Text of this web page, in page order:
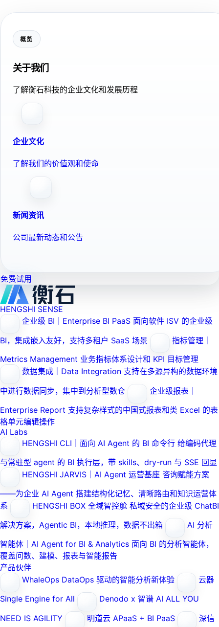
概览
关于我们
了解衡石科技的企业文化和发展历程
企业文化
了解我们的价值观和使命
新闻资讯
公司最新动态和公告
免费试用
HENGSHI SENSE
企业级 BI｜Enterprise BI PaaS 面向软件 ISV 的企业级
BI，集成嵌入友好，支持多租户 SaaS 场景
指标管理｜
Metrics Management 业务指标体系设计和 KPI 目标管理
数据集成｜Data Integration 支持在多源异构的数据环境
中进行数据同步，集中到分析型数仓
企业级报表｜
Enterprise Report 支持复杂样式的中国式报表和类 Excel 的表
格单元编辑操作
AI Labs
HENGSHI CLI｜面向 AI Agent 的 BI 命令行 给编码代理
与常驻型 agent 的 BI 执行层，带 skills、dry-run 与 SSE 回显
HENGSHI JARVIS｜AI Agent 运营基座 咨询赋能方案
——为企业 AI Agent 搭建结构化记忆、清晰路由和知识运营体
系
HENGSHI BOX 全域智控舱 私域安全的企业级 ChatBI
解决方案，Agentic BI，本地推理，数据不出箱
AI 分析
智能体｜AI Agent for BI & Analytics 面向 BI 的分析智能体，
覆盖问数、建模、报表与智能报告
产品伙伴
WhaleOps DataOps 驱动的智能分析新体验
云器
Single Engine for All
Denodo x 智谱 AI ALL YOU
NEED IS AGILITY
明道云 APaaS + BI PaaS
深信